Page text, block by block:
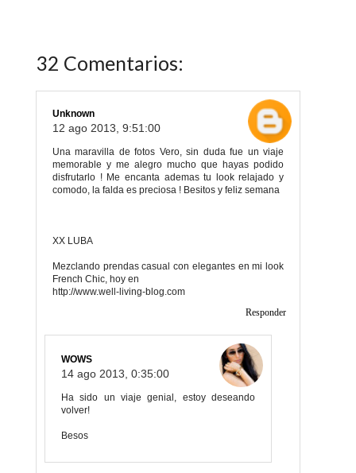
32 Comentarios:
Unknown
12 ago 2013, 9:51:00
Una maravilla de fotos Vero, sin duda fue un viaje
memorable y me alegro mucho que hayas podido
disfrutarlo ! Me encanta ademas tu look relajado y
comodo, la falda es preciosa ! Besitos y feliz semana
XX LUBA
Mezclando prendas casual con elegantes en mi look
French Chic, hoy en
http://www.well-living-blog.com
Responder
WOWS
14 ago 2013, 0:35:00
Ha sido un viaje genial, estoy deseando
volver!
Besos